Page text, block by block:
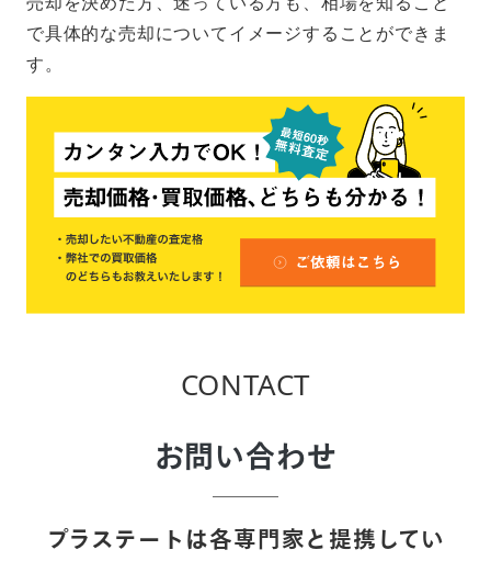
で具体的な売却についてイメージすることができま
す。
CONTACT
お問い合わせ
プラステートは各専門家と提携してい